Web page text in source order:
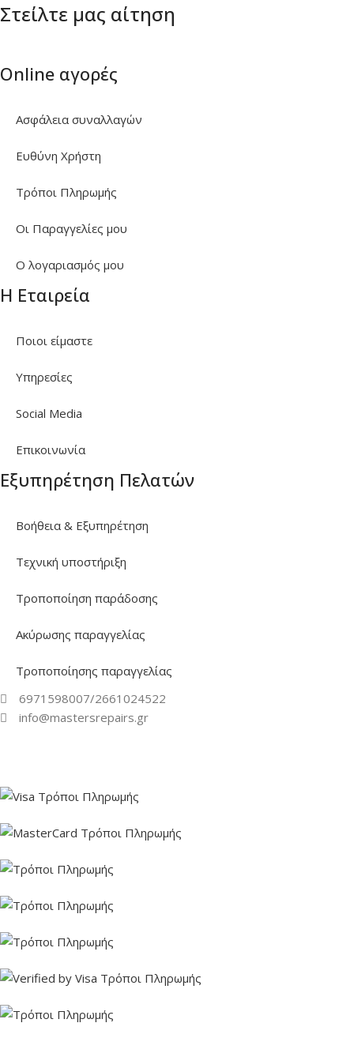
Στείλτε μας αίτηση
Online αγορές
Ασφάλεια συναλλαγών
Ευθύνη Χρήστη
Τρόποι Πληρωμής
Οι Παραγγελίες μου
Ο λογαριασμός μου
Η Εταιρεία
Ποιοι είμαστε
Υπηρεσίες
Social Media
Επικοινωνία
Εξυπηρέτηση Πελατών
Βοήθεια & Εξυπηρέτηση
Τεχνική υποστήριξη
Τροποποίηση παράδοσης
Ακύρωσης παραγγελίας
Τροποποίησης παραγγελίας
6971598007/2661024522
info@mastersrepairs.gr